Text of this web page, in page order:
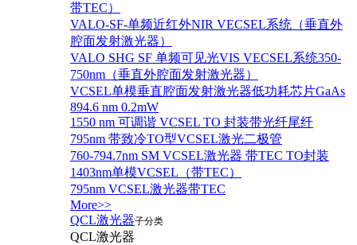
带TEC）
VALO-SF-单频近红外NIR VECSEL系统（垂直外
腔面发射激光器）
VALO SHG SF 单频可见光VIS VECSEL系统350-
750nm（垂直外腔面发射激光器）
VCSEL单模垂直腔面发射激光器低功耗芯片GaAs
894.6 nm 0.2mW
1550 nm 可调谐 VCSEL TO 封装带光纤尾纤
795nm 带致冷TO型VCSEL激光二极管
760-794.7nm SM VCSEL激光器 带TEC TO封装
1403nm单模VCSEL（带TEC）
795nm VCSEL激光器带TEC
More>>
QCL激光器子分类
QCL激光器